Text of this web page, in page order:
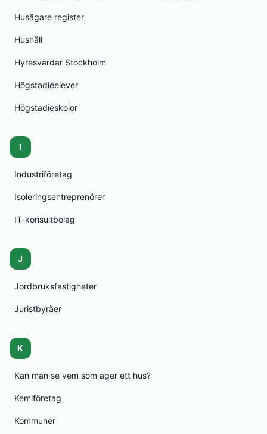
Husägare register
Hushåll
Hyresvärdar Stockholm
Högstadieelever
Högstadieskolor
I
Industriföretag
Isoleringsentreprenörer
IT-konsultbolag
J
Jordbruksfastigheter
Juristbyråer
K
Kan man se vem som äger ett hus?
Kemiföretag
Kommuner